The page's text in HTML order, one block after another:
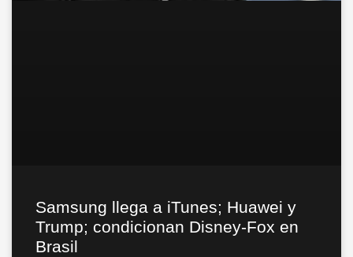
Samsung llega a iTunes; Huawei y
Trump; condicionan Disney-Fox en
Brasil